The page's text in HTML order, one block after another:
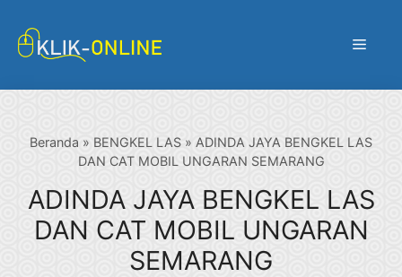
Menu
Beranda » BENGKEL LAS » ADINDA JAYA BENGKEL LAS
DAN CAT MOBIL UNGARAN SEMARANG
ADINDA JAYA BENGKEL LAS
DAN CAT MOBIL UNGARAN
SEMARANG